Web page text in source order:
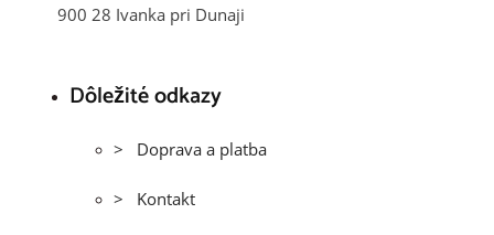
900 28 Ivanka pri Dunaji
Dôležité odkazy
> Doprava a platba
> Kontakt